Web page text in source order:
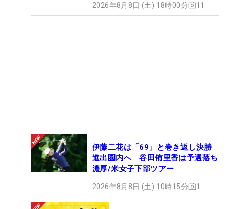
2026年8月8日 (土) 18時00分 11
伊藤二花は「69」と巻き返し決勝
進出圏内へ 谷田侑里香は予選落ち
濃厚/米女子下部ツアー
2026年8月8日 (土) 10時15分 1